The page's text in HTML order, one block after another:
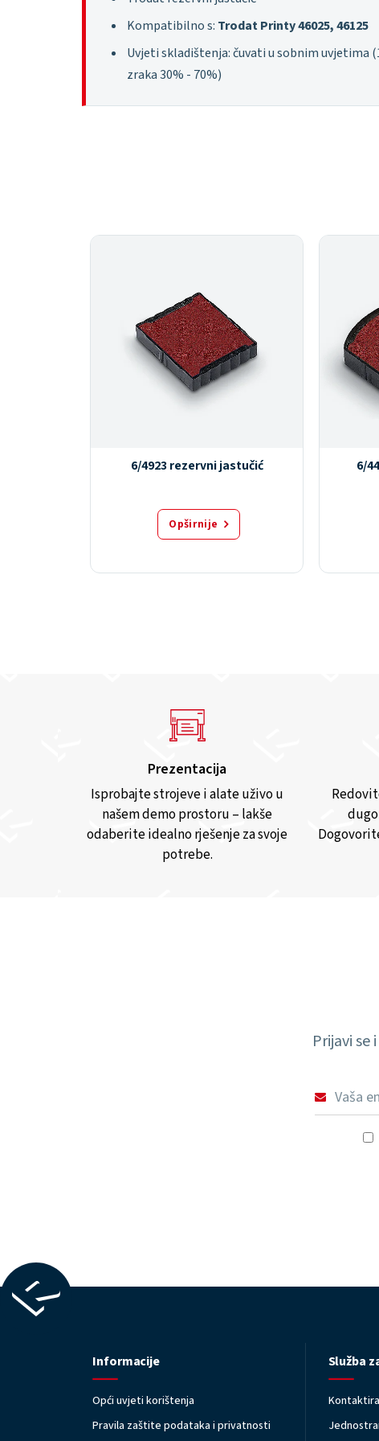
Kompatibilno s: Trodat Printy 46025, 46125
Uvjeti skladištenja: čuvati u sobnim uvjetima
zraka 30% - 70%)
6/4923 rezervni jastučić
Opširnije
6/
Prezentacija
Isprobajte strojeve i alate uživo u
našem demo prostoru – lakše
odaberite idealno rješenje za svoje
potrebe.
Prijavi
Informacije
Opći uvjeti korištenja
Pravila zaštite podataka i privatnosti
Služba